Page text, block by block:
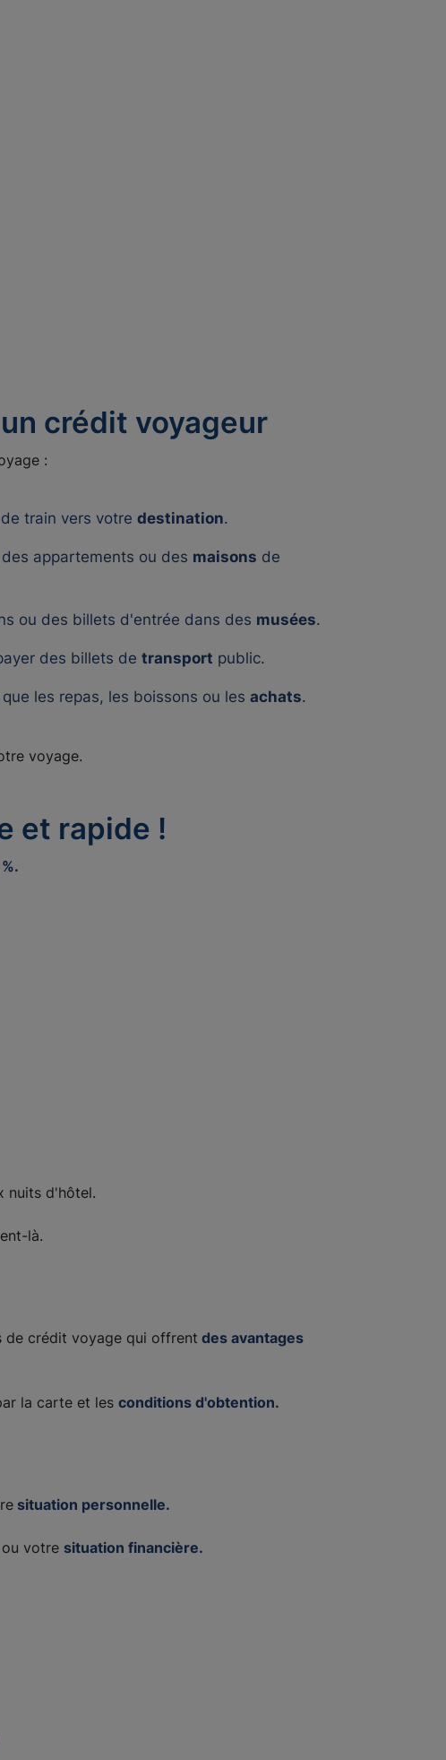
crédit voyageur
:
train vers votre destination.
appartements ou des maisons de
ou des billets d'entrée dans des musées.
des billets de transport public.
les repas, les boissons ou les achats.
voyage.
et rapide !
nuits d'hôtel.
là.
de crédit voyage qui offrent des avantages
la carte et les conditions d'obtention.
situation personnelle.
ou votre situation financière.